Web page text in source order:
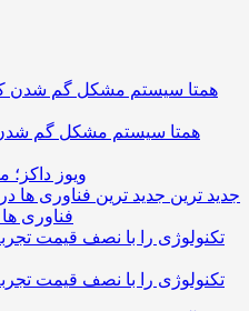
همتا سیستم مشکل گم شدن
ویوز
جدید ترین
فناوری
تکنولوژی را با نصف قیمت